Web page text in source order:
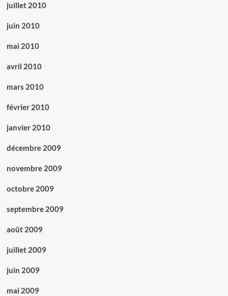
juillet 2010
juin 2010
mai 2010
avril 2010
mars 2010
février 2010
janvier 2010
décembre 2009
novembre 2009
octobre 2009
septembre 2009
août 2009
juillet 2009
juin 2009
mai 2009